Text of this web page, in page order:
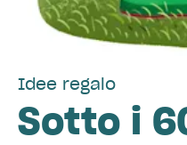
Idee regalo
Sotto i